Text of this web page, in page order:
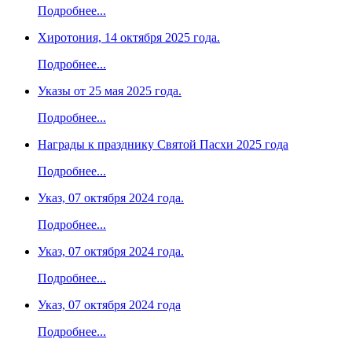
Подробнее...
Хиротония, 14 октября 2025 года.
Подробнее...
Указы от 25 мая 2025 года.
Подробнее...
Награды к празднику Святой Пасхи 2025 года
Подробнее...
Указ, 07 октября 2024 года.
Подробнее...
Указ, 07 октября 2024 года.
Подробнее...
Указ, 07 октября 2024 года
Подробнее...